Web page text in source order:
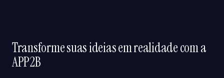
Transforme suas ideias em realidade com a
APP2B